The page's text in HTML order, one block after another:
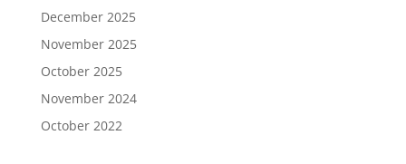
December 2025
November 2025
October 2025
November 2024
October 2022